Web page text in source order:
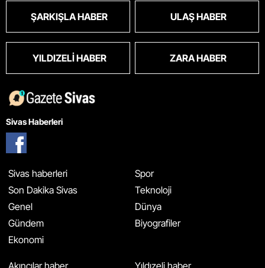
ŞARKIŞLA HABER ULAŞ HABER
YILDIZELI HABER ZARA HABER
Sivas Haberleri
Sivas haberleri
Son Dakika Sivas
Genel
Gündem
Ekonomi
Spor
Teknoloji
Dünya
Biyografiler
Akıncılar haber Yıldızeli haber